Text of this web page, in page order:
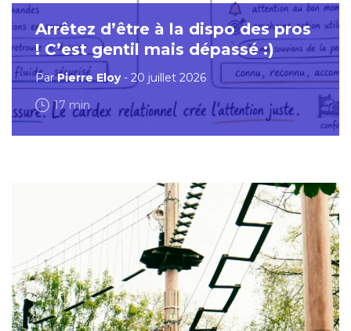
Arrêtez d’être à la dispo des pros
! C’est gentil mais dépassé :)
ParPierre Eloy- 20 juillet 2026
17 min